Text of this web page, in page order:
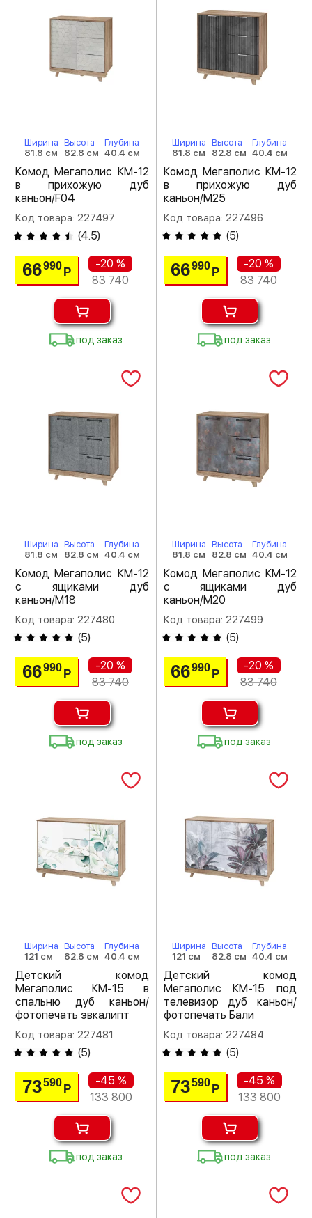
Ширина
81.8 см
Высота
82.8 см
Глубина
40.4 см
Комод Мегаполис КМ-12
в прихожую дуб
каньон/F04
Код товара: 227497
(4.5)
66990Р
-20 %
83 740
под заказ
Ширина
81.8 см
Высота
82.8 см
Глубина
40.4 см
Комод Мегаполис КМ-12
в прихожую дуб
каньон/M25
Код товара: 227496
(5)
66990 Р
-20 %
83 740
под заказ
Ширина
81.8 см
Высота
82.8 см
Глубина
40.4 см
Комод Мегаполис КМ-12
с ящиками дуб
каньон/M18
Код товара: 227480
(5)
66990Р
-20 %
83 740
под заказ
Ширина
81.8 см
Высота
82.8 см
Глубина
40.4 см
Комод Мегаполис КМ-12
с ящиками дуб
каньон/M20
Код товара: 227499
(5)
66990 Р
-20 %
83 740
под заказ
Ширина
121 см
Высота
82.8 см
Глубина
40.4 см
Детский комод
Мегаполис КМ-15 в
спальню дуб каньон/
фотопечать эвкалипт
Код товара: 227481
(5)
73590Р
-45 %
133 800
под заказ
Ширина
121 см
Высота
82.8 см
Глубина
40.4 см
Детский комод
Мегаполис КМ-15 под
телевизор дуб каньон/
фотопечать Бали
Код товара: 227484
(5)
73590 Р
-45 %
133 800
под заказ